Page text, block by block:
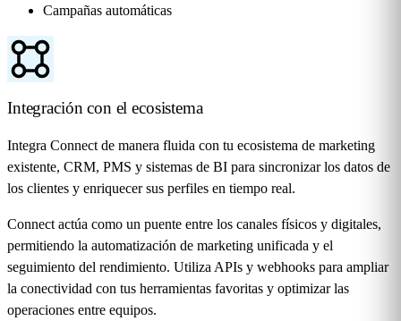
Campañas automáticas
Integración con el ecosistema
Integra Connect de manera fluida con tu ecosistema de marketing
existente, CRM, PMS y sistemas de BI para sincronizar los datos de
los clientes y enriquecer sus perfiles en tiempo real.
Connect actúa como un puente entre los canales físicos y digitales,
permitiendo la automatización de marketing unificada y el
seguimiento del rendimiento. Utiliza APIs y webhooks para ampliar
la conectividad con tus herramientas favoritas y optimizar las
operaciones entre equipos.